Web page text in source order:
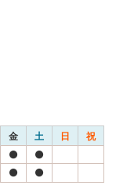
金 土 日 祝